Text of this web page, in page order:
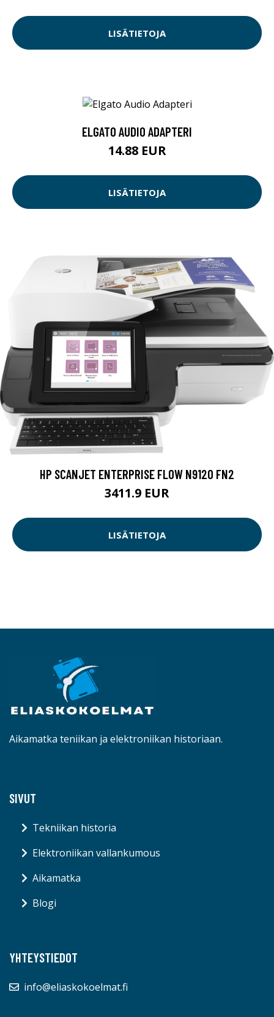
LISÄTIETOJA
ELGATO AUDIO ADAPTERI
14.88 EUR
LISÄTIETOJA
HP SCANJET ENTERPRISE FLOW N9120 FN2
3411.9 EUR
LISÄTIETOJA
Aikamatka teniikan ja elektroniikan historiaan.
SIVUT
Tekniikan historia
Elektroniikan vallankumous
Aikamatka
Blogi
YHTEYSTIEDOT
info@eliaskokoelmat.fi